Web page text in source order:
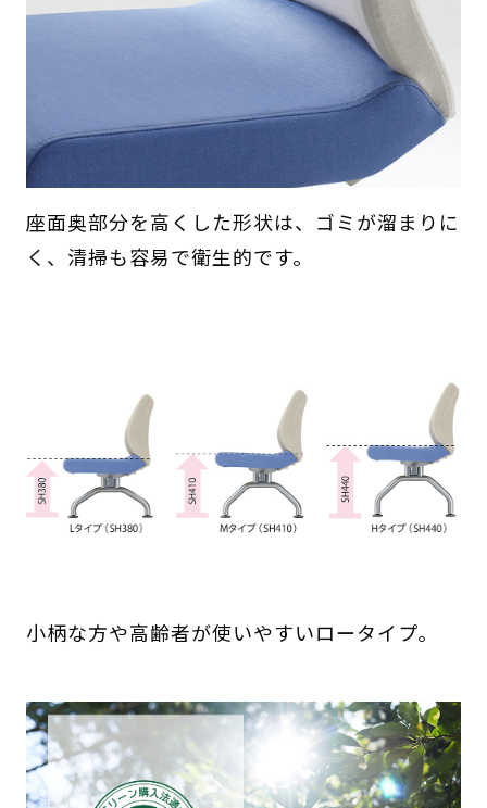
座面奥部分を高くした形状は、ゴミが溜まりに
く、清掃も容易で衛生的です。
小柄な方や高齢者が使いやすいロータイプ。